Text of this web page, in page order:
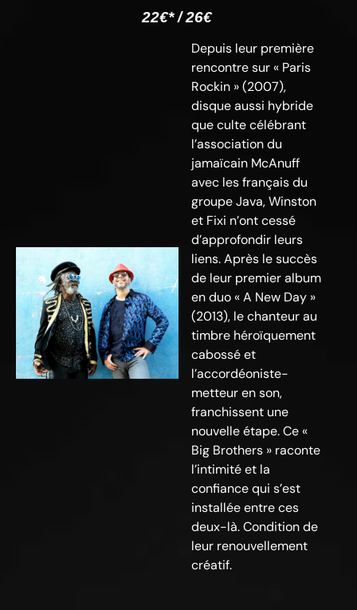
22€* / 26€
Depuis leur première
rencontre sur « Paris
Rockin » (2007),
disque aussi hybride
que culte célébrant
l’association du
jamaïcain McAnuff
avec les français du
groupe Java, Winston
et Fixi n’ont cessé
d’approfondir leurs
liens. Après le succès
de leur premier album
en duo « A New Day »
(2013), le chanteur au
timbre héroïquement
cabossé et
l’accordéoniste-
metteur en son,
franchissent une
nouvelle étape. Ce «
Big Brothers » raconte
l’intimité et la
confiance qui s’est
installée entre ces
deux-là. Condition de
leur renouvellement
créatif.